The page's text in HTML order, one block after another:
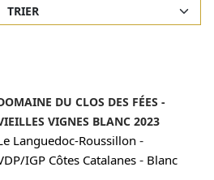
DU CLOS DES FÉES -
VIGNES BLANC 2023
Languedoc-Roussillon -
IGP Côtes Catalanes - Blanc